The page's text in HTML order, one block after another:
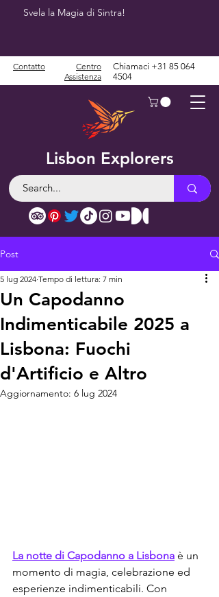
Svela la Magia di Sintra!
Lisbon Explorers
Contatto
Centro
Assistenza
Chiamaci +31 85 064
4504
Post
Un Capodanno
Indimenticabile 2025 a
Lisbona: Fuochi
d'Artificio e Altro
5 lug 2024 Tempo di lettura: 7 min
Aggiornamento: 6 lug 2024
La notte di Capodanno a Lisbona è un
momento di magia, celebrazione ed
esperienze indimenticabili. Con